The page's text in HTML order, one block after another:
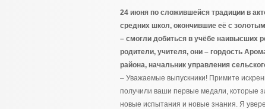
24 июня по сложившейся традиции в
средних школ, окончившие её с
– смогли добиться в учёбе наивысших
родители, учителя, они – гордость
района, начальник управления
– Уважаемые выпускники! Примите
получили ваши первые медали, которые
новые испытания и новые знания. Я